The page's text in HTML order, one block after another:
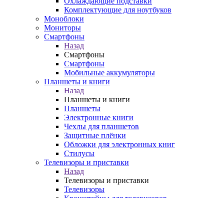
Комплектующие для ноутбуков
Моноблоки
Мониторы
Смартфоны
Назад
Смартфоны
Смартфоны
Мобильные аккумуляторы
Планшеты и книги
Назад
Планшеты и книги
Планшеты
Электронные книги
Чехлы для планшетов
Защитные плёнки
Обложки для электронных книг
Стилусы
Телевизоры и приставки
Назад
Телевизоры и приставки
Телевизоры